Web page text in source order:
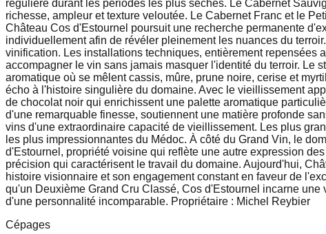
régulière durant les périodes les plus sèches. Le Cabernet
richesse, ampleur et texture veloutée. Le Cabernet Franc et le
Château Cos d'Estournel poursuit une recherche permanente
individuellement afin de révéler pleinement les nuances du
vinification. Les installations techniques, entièrement repensées
accompagner le vin sans jamais masquer l'identité du terroir. Le
aromatique où se mêlent cassis, mûre, prune noire, cerise et
écho à l'histoire singulière du domaine. Avec le vieillissement
de chocolat noir qui enrichissent une palette aromatique
d'une remarquable finesse, soutiennent une matière profonde
vins d'une extraordinaire capacité de vieillissement. Les plus
les plus impressionnantes du Médoc. À côté du Grand Vin, le
d'Estournel, propriété voisine qui reflète une autre expression
précision qui caractérisent le travail du domaine. Aujourd'hui,
histoire visionnaire et son engagement constant en faveur de
qu'un Deuxième Grand Cru Classé, Cos d'Estournel incarne
d'une personnalité incomparable. Propriétaire : Michel Reybier
Cépages